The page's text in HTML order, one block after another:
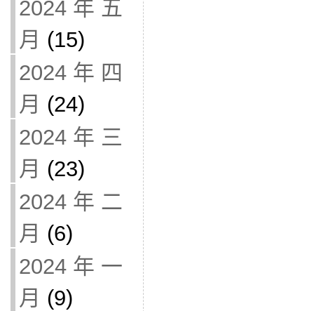
2024 年 五
月 (15)
2024 年 四
月 (24)
2024 年 三
月 (23)
2024 年 二
月 (6)
2024 年 一
月 (9)